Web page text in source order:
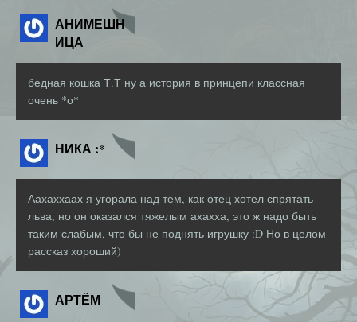
АНИМЕШН
ИЦА
бедная кошка Т.Т ну а история в принцепи классная
очень *о*
НИКА :*
Аахаххаах я угорала над тем, как отец хотел спрятать
льва, но он оказался тяжелым ахахха, это ж надо быть
таким слабым, что бы не поднять игрушку :D Но в целом
рассказ хороший)
АРТЁМ